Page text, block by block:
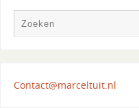
Contact@marceltuit.nl